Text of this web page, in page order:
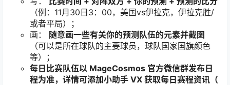
（例：11月30日3：00，美国vs伊拉克，伊拉克胜/
或者平局）；
画： 随意画一些有关你的预测队伍的元素并截图
（可以是所在球队的主要球员，球队国家国旗颜色
等）；
每日比赛队伍以 MageCosmos 官方微信群发布日
程为准，详情可添加小助手 VX 获取每日赛程资讯（